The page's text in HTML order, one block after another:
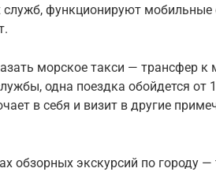
функционируют мобильные
морское такси — трансфер к
одна поездка обойдется от
в себя и визит в другие
обзорных экскурсий по городу —